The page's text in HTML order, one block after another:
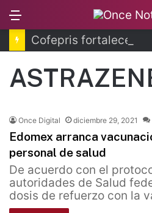
Once Digital diciembre 29, 2021
Edomex arranca
personal de salud
De acuerdo con el
autoridades de Salud
dosis de refuerzo con la